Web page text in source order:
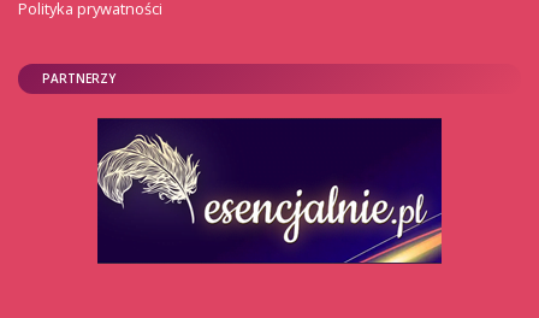
Polityka prywatności
PARTNERZY